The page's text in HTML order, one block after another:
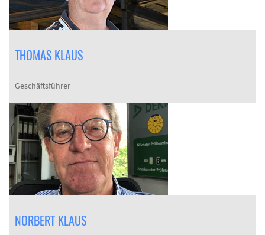
THOMAS KLAUS
Geschäftsführer
NORBERT KLAUS